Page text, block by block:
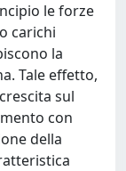
le forze
carichi
la
Tale effetto,
sul
con
della